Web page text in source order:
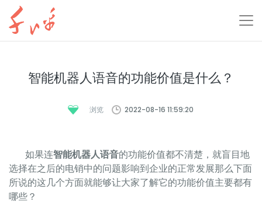
智能机器人语音的功能价值是什么？
浏览 2022-08-16 11:59:20
如果连智能机器人语音的功能价值都不清楚，就盲目地
选择在之后的电销中的问题影响到企业的正常发展那么下面
所说的这几个方面就能够让大家了解它的功能价值主要都有
哪些？